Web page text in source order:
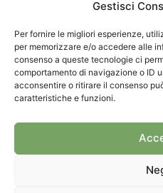
Gestisci
Per fornire le migliori esperienze,
per memorizzare e/o accedere alle
consenso a queste tecnologie ci
comportamento di navigazione o ID
acconsentire o ritirare il consenso
caratteristiche e funzioni.
come banner cliccabile,
pagina dedicata alla
emergenza